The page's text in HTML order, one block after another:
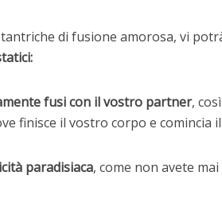
di fusione amorosa, vi
fusi con il vostro partner,
finisce il vostro corpo e comincia
paradisiaca, come non avete